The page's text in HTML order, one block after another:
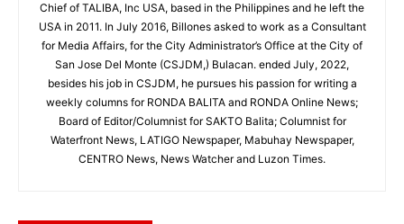
Chief of TALIBA, Inc USA, based in the Philippines and he left the
USA in 2011. In July 2016, Billones asked to work as a Consultant
for Media Affairs, for the City Administrator’s Office at the City of
San Jose Del Monte (CSJDM,) Bulacan. ended July, 2022,
besides his job in CSJDM, he pursues his passion for writing a
weekly columns for RONDA BALITA and RONDA Online News;
Board of Editor/Columnist for SAKTO Balita; Columnist for
Waterfront News, LATIGO Newspaper, Mabuhay Newspaper,
CENTRO News, News Watcher and Luzon Times.